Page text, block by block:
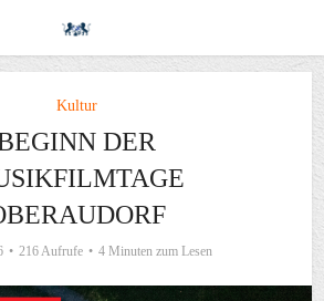
Kultur
DER
216 Aufrufe 4 Minuten zum Lesen